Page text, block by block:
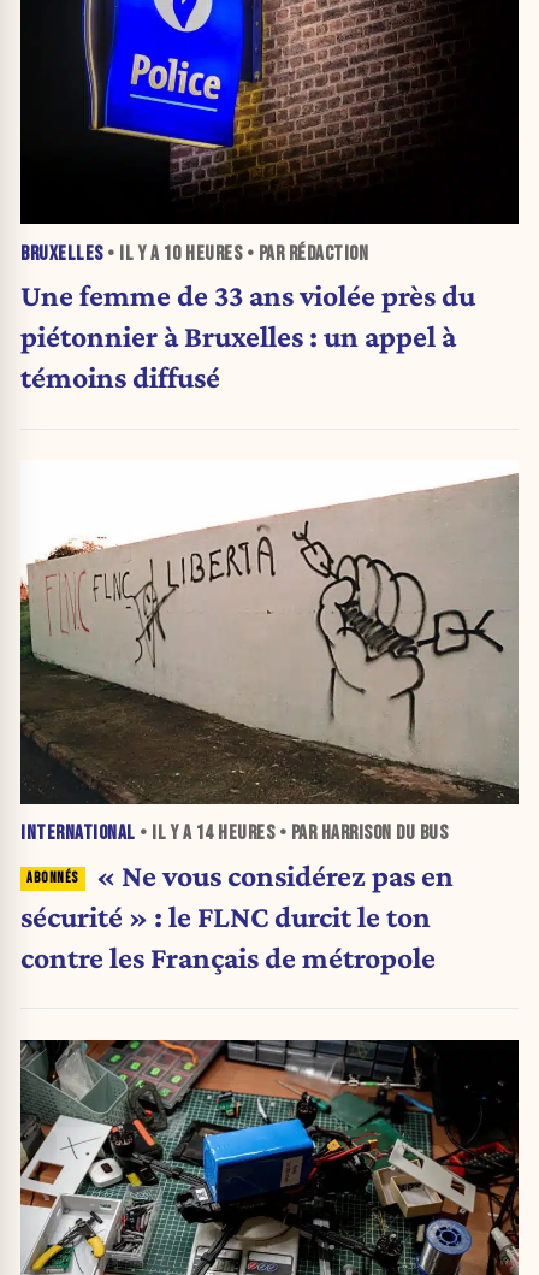
BRUXELLES• IL Y A 10 HEURES• PAR RÉDACTION
Une femme de 33 ans violée près du
piétonnier à Bruxelles : un appel à
témoins diffusé
INTERNATIONAL • IL Y A 14 HEURES• PAR HARRISON DU BUS
« Ne vous considérez pas en
sécurité » : le FLNC durcit le ton
contre les Français de métropole